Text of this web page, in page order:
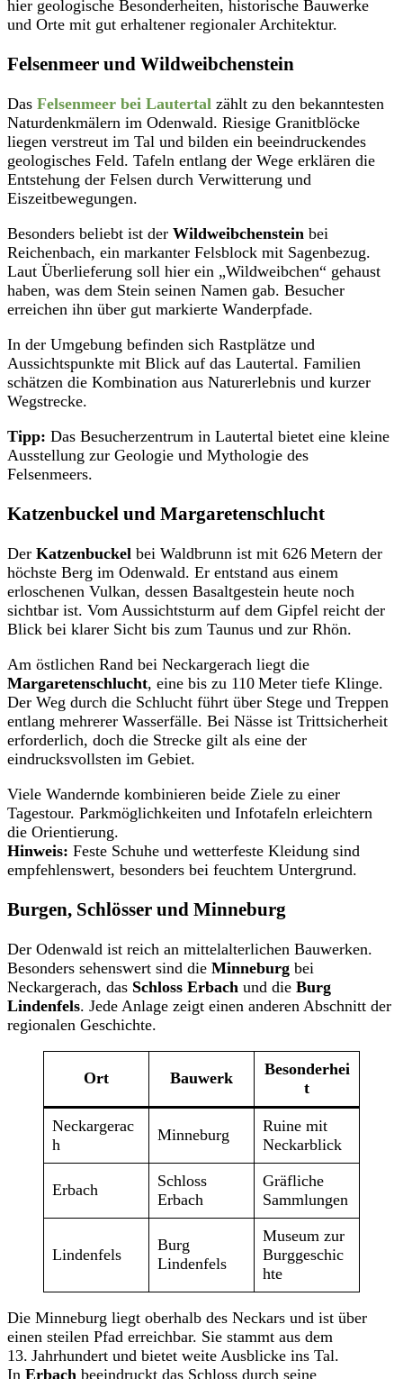
hier geologische Besonderheiten, historische Bauwerke
und Orte mit gut erhaltener regionaler Architektur.
Felsenmeer und Wildweibchenstein
Das Felsenmeer bei Lautertal zählt zu den bekanntesten
Naturdenkmälern im Odenwald. Riesige Granitblöcke
liegen verstreut im Tal und bilden ein beeindruckendes
geologisches Feld. Tafeln entlang der Wege erklären die
Entstehung der Felsen durch Verwitterung und
Eiszeitbewegungen.
Besonders beliebt ist der Wildweibchenstein bei
Reichenbach, ein markanter Felsblock mit Sagenbezug.
Laut Überlieferung soll hier ein „Wildweibchen“ gehaust
haben, was dem Stein seinen Namen gab. Besucher
erreichen ihn über gut markierte Wanderpfade.
In der Umgebung befinden sich Rastplätze und
Aussichtspunkte mit Blick auf das Lautertal. Familien
schätzen die Kombination aus Naturerlebnis und kurzer
Wegstrecke.
Tipp: Das Besucherzentrum in Lautertal bietet eine kleine
Ausstellung zur Geologie und Mythologie des
Felsenmeers.
Katzenbuckel und Margaretenschlucht
Der Katzenbuckel bei Waldbrunn ist mit 626 Metern der
höchste Berg im Odenwald. Er entstand aus einem
erloschenen Vulkan, dessen Basaltgestein heute noch
sichtbar ist. Vom Aussichtsturm auf dem Gipfel reicht der
Blick bei klarer Sicht bis zum Taunus und zur Rhön.
Am östlichen Rand bei Neckargerach liegt die
Margaretenschlucht, eine bis zu 110 Meter tiefe Klinge.
Der Weg durch die Schlucht führt über Stege und Treppen
entlang mehrerer Wasserfälle. Bei Nässe ist Trittsicherheit
erforderlich, doch die Strecke gilt als eine der
eindrucksvollsten im Gebiet.
Viele Wandernde kombinieren beide Ziele zu einer
Tagestour. Parkmöglichkeiten und Infotafeln erleichtern
die Orientierung.
Hinweis: Feste Schuhe und wetterfeste Kleidung sind
empfehlenswert, besonders bei feuchtem Untergrund.
Burgen, Schlösser und Minneburg
Der Odenwald ist reich an mittelalterlichen Bauwerken.
Besonders sehenswert sind die Minneburg bei
Neckargerach, das Schloss Erbach und die Burg
Lindenfels. Jede Anlage zeigt einen anderen Abschnitt der
regionalen Geschichte.
Ort Bauwerk
Besonderhei
t
Neckargerac
h
Minneburg
Ruine mit
Neckarblick
Erbach
Schloss
Erbach
Gräfliche
Sammlungen
Lindenfels
Burg
Lindenfels
Museum zur
Burggeschic
hte
Die Minneburg liegt oberhalb des Neckars und ist über
einen steilen Pfad erreichbar. Sie stammt aus dem
13. Jahrhundert und bietet weite Ausblicke ins Tal.
In Erbach beeindruckt das Schloss durch seine